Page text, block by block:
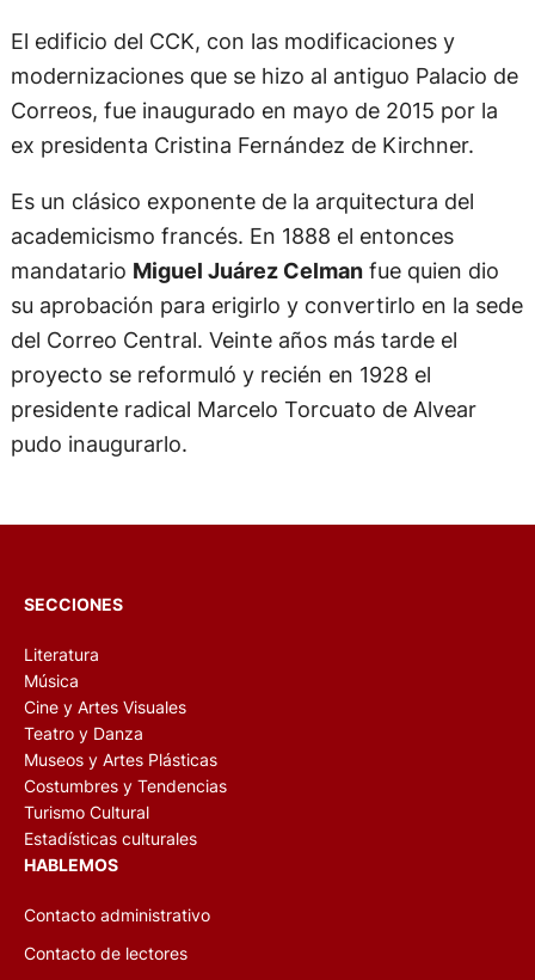
El edificio del CCK, con las modificaciones y
modernizaciones que se hizo al antiguo Palacio de
Correos, fue inaugurado en mayo de 2015 por la
ex presidenta Cristina Fernández de Kirchner.
Es un clásico exponente de la arquitectura del
academicismo francés. En 1888 el entonces
mandatario Miguel Juárez Celmanfue quien dio
su aprobación para erigirlo y convertirlo en la sede
del Correo Central. Veinte años más tarde el
proyecto se reformuló y recién en 1928 el
presidente radical Marcelo Torcuato de Alvear
pudo inaugurarlo.
SECCIONES
Literatura
Música
Cine y Artes Visuales
Teatro y Danza
Museos y Artes Plásticas
Costumbres y Tendencias
Turismo Cultural
Estadísticas culturales
HABLEMOS
Contacto administrativo
Contacto de lectores